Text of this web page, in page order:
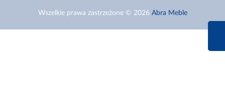
Wszelkie prawa zastrzeżone © 2026 Abra Meble
660 627